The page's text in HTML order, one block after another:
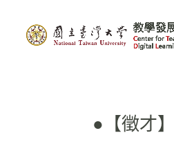
●【徵才